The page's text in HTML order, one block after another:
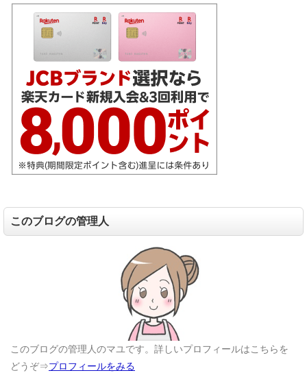
このブログの管理人
このブログの管理人のマユです。詳しいプロフィールはこちらを
どうぞ⇒プロフィールをみる